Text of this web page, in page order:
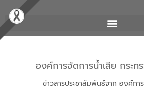
องค์การจัดการน้ำเสีย กระท
ข่าวสารประชาสัมพันธ์จาก องค์กา